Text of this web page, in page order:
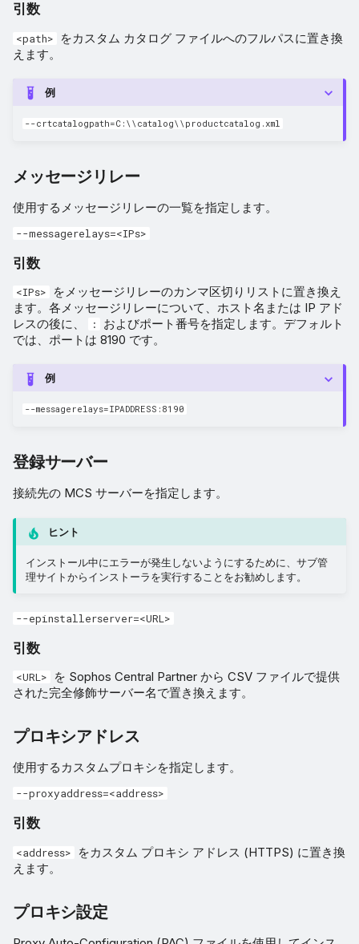
引数
<path>
をカスタム カタログ ファイルへのフルパスに置き換
えます。
例
--crtcatalogpath=C:\\catalog\\productcatalog.xml
メッセージリレー
使用するメッセージリレーの一覧を指定します。
--messagerelays=<IPs>
引数
<IPs>
をメッセージリレーのカンマ区切りリストに置き換え
ます。各メッセージリレーについて、ホスト名または IP アド
レスの後に、
:
およびポート番号を指定します。デフォルト
では、ポートは 8190 です。
例
--messagerelays=IPADDRESS:8190
登録サーバー
接続先の MCS サーバーを指定します。
ヒント
インストール中にエラーが発生しないようにするために、サブ管
理サイトからインストーラを実行することをお勧めします。
--epinstallerserver=<URL>
引数
<URL>
を Sophos Central Partner から CSV ファイルで提供
された完全修飾サーバー名で置き換えます。
プロキシアドレス
使用するカスタムプロキシを指定します。
--proxyaddress=<address>
引数
<address>
をカスタム プロキシ アドレス (HTTPS) に置き換
えます。
プロキシ設定